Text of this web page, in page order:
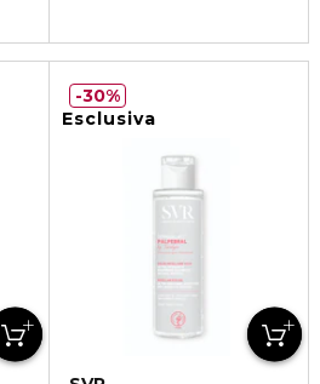
Esclusiva
30%